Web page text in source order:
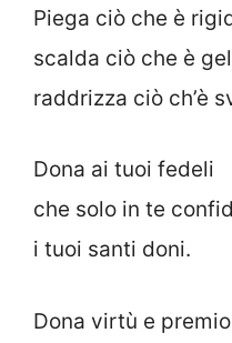
Piega ciò che è
scalda ciò che è
raddrizza ciò ch’è
Dona ai tuoi fedeli
che solo in te
i tuoi santi doni.
Dona virtù e